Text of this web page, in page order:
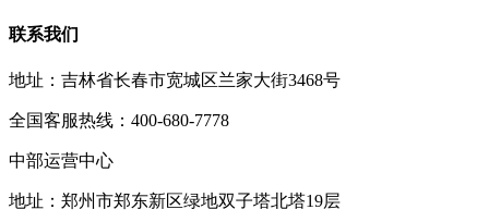
联系我们
地址：吉林省长春市宽城区兰家大街3468号
全国客服热线：400-680-7778
中部运营中心
地址：郑州市郑东新区绿地双子塔北塔19层